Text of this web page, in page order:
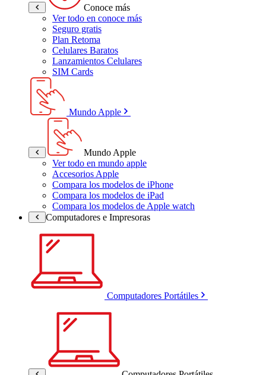
Conoce más
Ver todo en conoce más
Seguro gratis
Plan Retoma
Celulares Baratos
Lanzamientos Celulares
SIM Cards
Mundo Apple
Mundo Apple
Ver todo en mundo apple
Accesorios Apple
Compara los modelos de iPhone
Compara los modelos de iPad
Compara los modelos de Apple watch
Computadores e Impresoras
Computadores Portátiles